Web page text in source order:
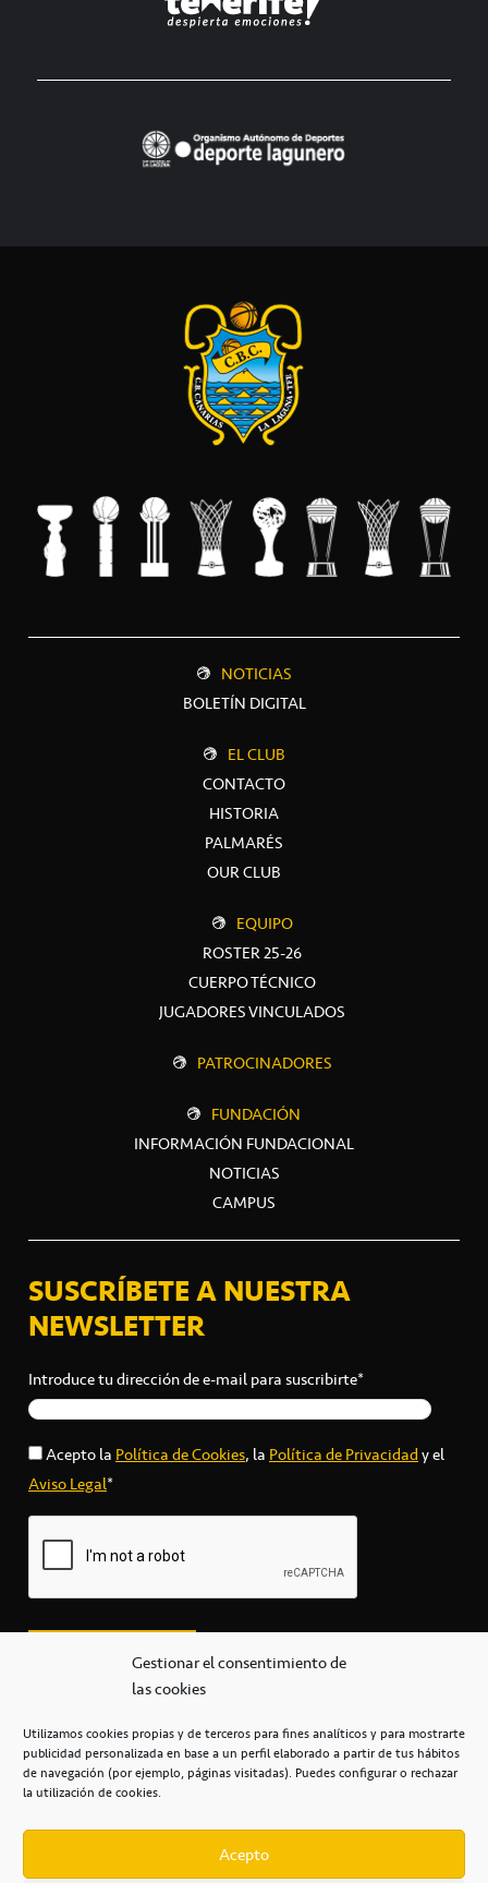
Gestionar el consentimiento de
las cookies
Utilizamos cookies propias y de terceros para fines analíticos y para mostrarte
publicidad personalizada en base a un perfil elaborado a partir de tus hábitos
de navegación (por ejemplo, páginas visitadas). Puedes configurar o rechazar
la utilización de cookies.
Acepto
NOTICIAS
BOLETÍN DIGITAL
EL CLUB
CONTACTO
HISTORIA
PALMARÉS
OUR CLUB
EQUIPO
ROSTER 25-26
CUERPO TÉCNICO
JUGADORES VINCULADOS
PATROCINADORES
FUNDACIÓN
INFORMACIÓN FUNDACIONAL
NOTICIAS
CAMPUS
SUSCRÍBETE A NUESTRA
NEWSLETTER
Introduce tu dirección de e-mail para suscribirte*
Acepto laPolítica de Cookies, laPolítica de Privacidady el
Aviso Legal*
secretaria@cbcanarias.es
+34 922 253 684
Casa del Deporte / 38108 – La Laguna